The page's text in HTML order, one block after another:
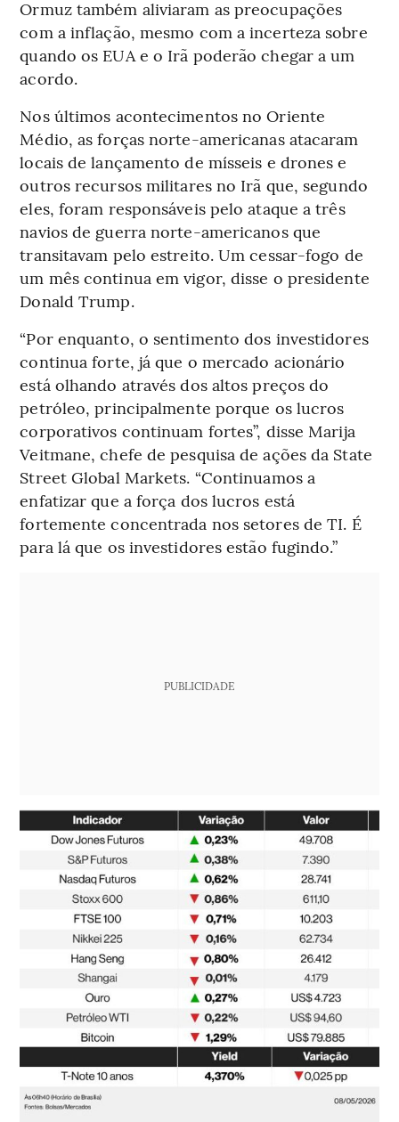
Ormuz também aliviaram as preocupações
com a inflação, mesmo com a incerteza sobre
quando os EUA e o Irã poderão chegar a um
acordo.
Nos últimos acontecimentos no Oriente
Médio, as forças norte-americanas atacaram
locais de lançamento de mísseis e drones e
outros recursos militares no Irã que, segundo
eles, foram responsáveis pelo ataque a três
navios de guerra norte-americanos que
transitavam pelo estreito. Um cessar-fogo de
um mês continua em vigor, disse o presidente
Donald Trump.
“Por enquanto, o sentimento dos investidores
continua forte, já que o mercado acionário
está olhando através dos altos preços do
petróleo, principalmente porque os lucros
corporativos continuam fortes”, disse Marija
Veitmane, chefe de pesquisa de ações da State
Street Global Markets. “Continuamos a
enfatizar que a força dos lucros está
fortemente concentrada nos setores de TI. É
para lá que os investidores estão fugindo.”
PUBLICIDADE